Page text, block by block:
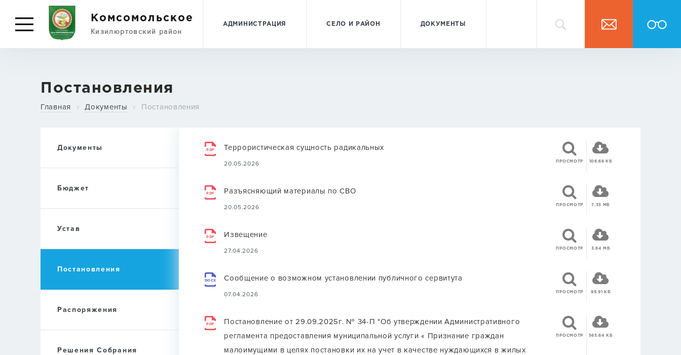
Комсомольское
Кизилюртовский район
АДМИНИСТРАЦИЯ СЕЛО И РАЙОН ДОКУМЕНТЫ
Постановления
Главная Документы Постановления
Документы
Бюджет
Устав
Постановления
Распоряжения
Решения Собрания
PDF Террористическая сущность радикальных
20.05.2026 ПРОСМОТР 106.66 КБ
PDF Разъясняющий материалы по СВО
20.05.2026 ПРОСМОТР 7.35 МБ
PDF Извещение
27.04.2026 ПРОСМОТР 3.84 МБ
DOCX Сообщение о возможном установлении публичного сервитута
07.04.2026 ПРОСМОТР 99.91 КБ
PDF
Постановление от 29.09.2025г. № 34-П "Об утверждении Административного
регламента предоставления муниципальной услуги « Признание граждан
малоимущими в целях постановки их на учет в качестве нуждающихся в жилых
ПРОСМОТР 565.64 КБ